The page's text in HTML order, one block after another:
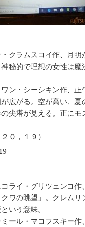
クラムスコイ作、月明
秘的で理想の女性は魔
ン・シーシキン作、正
広がる。空が高い。夏
尖塔が見える。正にモ
０，１９）
ライ・グリツェンコ作
ワの眺望」。クレムリ
いう意味。
ール・マコフスキー作